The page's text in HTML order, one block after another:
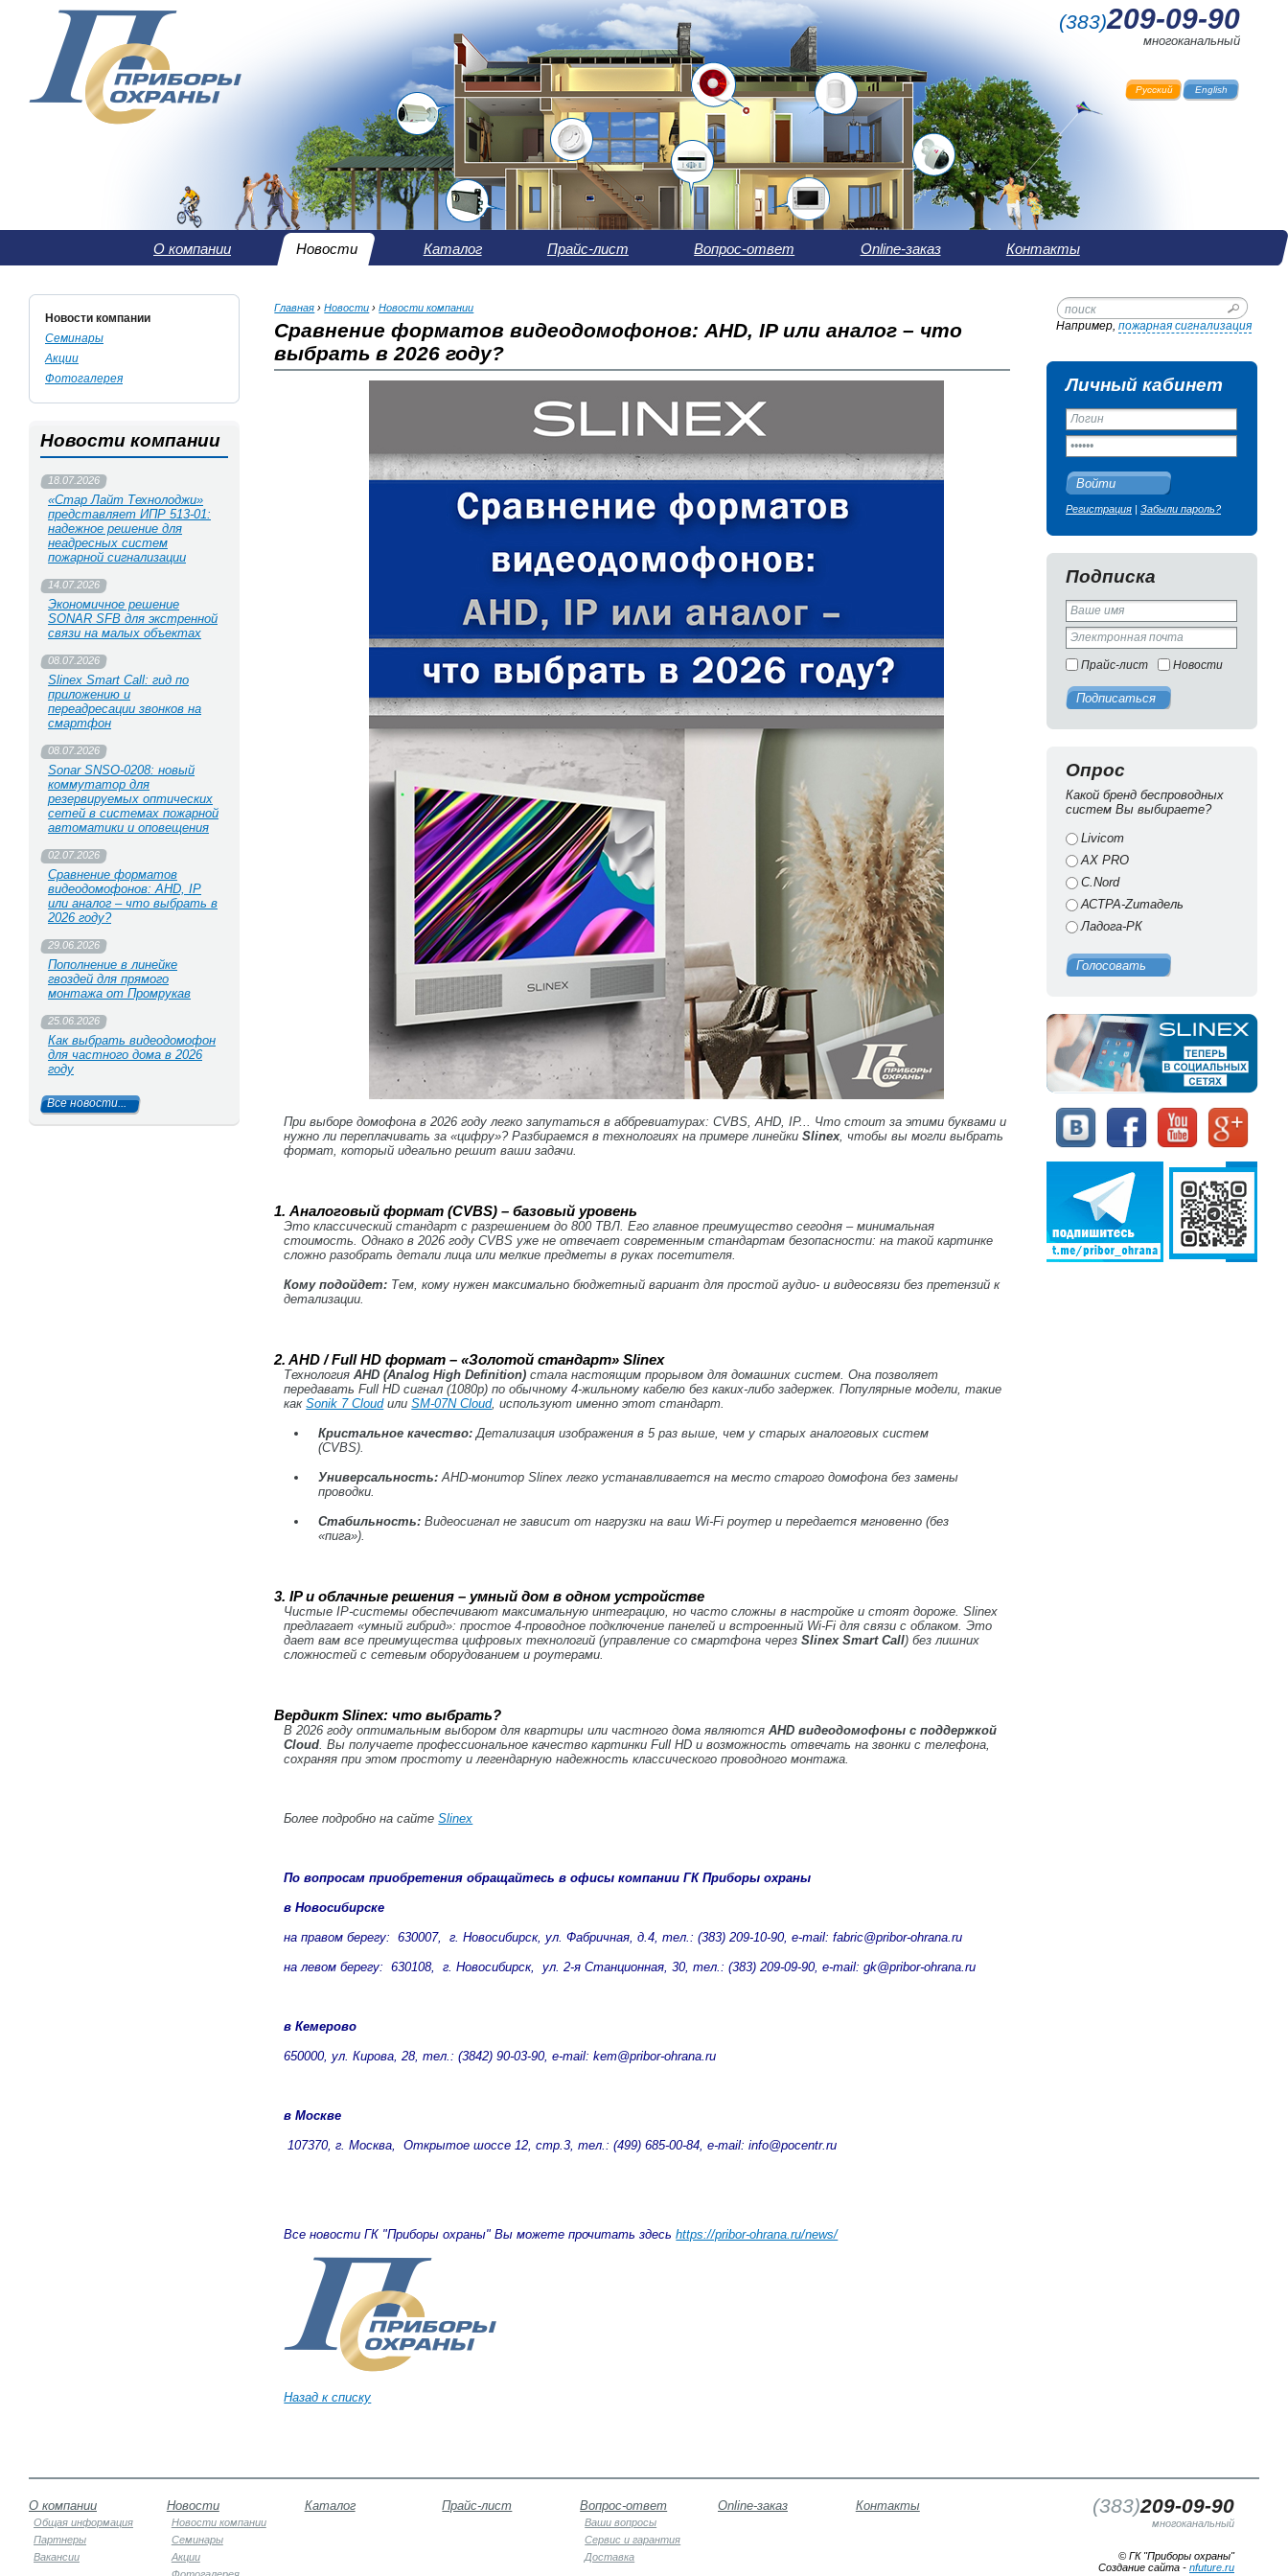
(383)209-09-90
многоканальный
English
Русский
О компании Новости Каталог Прайс-лист Вопрос-ответ Online-заказ Контакты
Новости компании
Семинары
Акции
Фотогалерея
Новости компании
18.07.2026
«Стар Лайт Технолоджи»
представляет ИПР 513‑01:
надежное решение для
неадресных систем
пожарной сигнализации
14.07.2026
Экономичное решение
SONAR SFB для экстренной
связи на малых объектах
08.07.2026
Slinex Smart Call: гид по
приложению и
переадресации звонков на
смартфон
08.07.2026
Sonar SNSO-0208: новый
коммутатор для
резервируемых оптических
сетей в системах пожарной
автоматики и оповещения
02.07.2026
Сравнение форматов
видеодомофонов: AHD, IP
или аналог – что выбрать в
2026 году?
29.06.2026
Пополнение в линейке
гвоздей для прямого
монтажа от Промрукав
25.06.2026
Как выбрать видеодомофон
для частного дома в 2026
году
Все новости...
Например, пожарная сигнализация
Личный кабинет
Войти
Регистрация | Забыли пароль?
Подписка
Прайс-лист Новости
Подписаться
Опрос
Какой бренд беспроводных
систем Вы выбираете?
Livicom
AX PRO
C.Nord
АСТРА-Zитадель
Ладога-РК
Голосовать
Главная ›Новости ›Новости компании
Сравнение форматов видеодомофонов: AHD, IP или аналог – что
выбрать в 2026 году?
При выборе домофона в 2026 году легко запутаться в аббревиатурах: CVBS, AHD, IP... Что стоит за этими буквами и
нужно ли переплачивать за «цифру»? Разбираемся в технологиях на примере линейкиSlinex, чтобы вы могли выбрать
формат, который идеально решит ваши задачи.
1. Аналоговый формат (CVBS) – базовый уровень
Это классический стандарт с разрешением до 800 ТВЛ. Его главное преимущество сегодня – минимальная
стоимость. Однако в 2026 году CVBS уже не отвечает современным стандартам безопасности: на такой картинке
сложно разобрать детали лица или мелкие предметы в руках посетителя.
Кому подойдет: Тем, кому нужен максимально бюджетный вариант для простой аудио- и видеосвязи без претензий к
детализации.
2. AHD / Full HD формат – «Золотой стандарт» Slinex
ТехнологияAHD (Analog High Definition) стала настоящим прорывом для домашних систем. Она позволяет
передавать Full HD сигнал (1080p) по обычному 4-жильному кабелю без каких-либо задержек. Популярные модели, такие
какSonik 7 CloudилиSM-07N Cloud, используют именно этот стандарт.
Кристальное качество: Детализация изображения в 5 раз выше, чем у старых аналоговых систем
(CVBS).
Универсальность: AHD-монитор Slinex легко устанавливается на место старого домофона без замены
проводки.
Стабильность: Видеосигнал не зависит от нагрузки на ваш Wi-Fi роутер и передается мгновенно (без
«пига»).
3. IP и облачные решения – умный дом в одном устройстве
Чистые IP-системы обеспечивают максимальную интеграцию, но часто сложны в настройке и стоят дороже. Slinex
предлагает «умный гибрид»: простое 4-проводное подключение панелей и встроенный Wi-Fi для связи с облаком. Это
дает вам все преимущества цифровых технологий (управление со смартфона черезSlinex Smart Call) без лишних
сложностей с сетевым оборудованием и роутерами.
Вердикт Slinex: что выбрать?
В 2026 году оптимальным выбором для квартиры или частного дома являютсяAHD видеодомофоны с поддержкой
Cloud. Вы получаете профессиональное качество картинки Full HD и возможность отвечать на звонки с телефона,
сохраняя при этом простоту и легендарную надежность классического проводного монтажа.
Более подробно на сайтеSlinex
По вопросам приобретения обращайтесь в офисы компании ГК Приборы охраны
в Новосибирске
на правом берегу: 630007, г. Новосибирск, ул. Фабричная, д.4, тел.: (383) 209-10-90, e-mail: fabric@pribor-ohrana.ru
на левом берегу: 630108, г. Новосибирск, ул. 2-я Станционная, 30, тел.: (383) 209-09-90, e-mail: gk@pribor-ohrana.ru
в Кемерово
650000, ул. Кирова, 28, тел.: (3842) 90-03-90, e-mail: kem@pribor-ohrаna.ru
в Москве
107370, г. Москва, Открытое шоссе 12, стр.3, тел.: (499) 685-00-84, e-mail: info@pocentr.ru
Все новости ГК "Приборы охраны" Вы можете прочитать здесьhttps://pribor-ohrana.ru/news/
Назад к списку
О компании
Общая информация
Партнеры
Вакансии
Новости
Новости компании
Семинары
Акции
Каталог Прайс-лист Вопрос-ответ
Ваши вопросы
Сервис и гарантия
Доставка
Online-заказ Контакты (383)209-09-90
многоканальный
© ГК "Приборы охраны"
Создание сайта - nfuture.ru